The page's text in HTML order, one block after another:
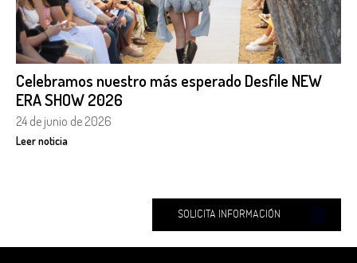
Celebramos nuestro más esperado Desfile NEW
ERA SHOW 2026
24 de junio de 2026
Leer noticia
SOLICITA INFORMACIÓN